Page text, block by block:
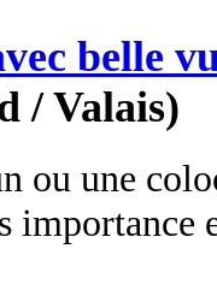
belle
/ Valais)
ou une
importance